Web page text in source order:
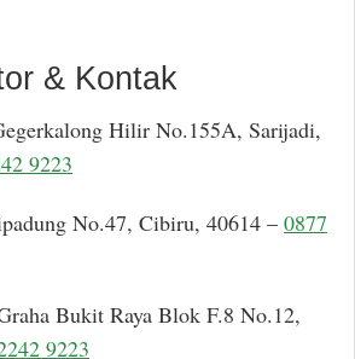
& Kontak
Hilir No.155A, Sarijadi,
9223
No.47, Cibiru, 40614 – 0877
Bukit Raya Blok F.8 No.12,
9223